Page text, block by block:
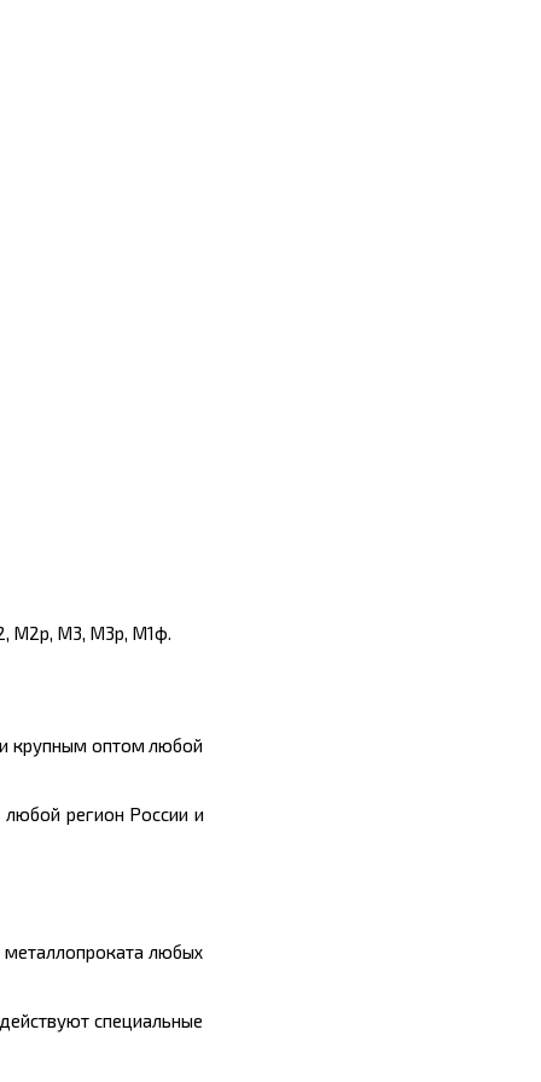
М2р, М3, М3р, М1ф.
крупным оптом любой
регион России и
любых
специальные